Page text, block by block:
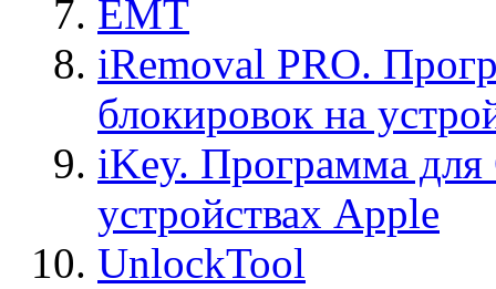
EMT
iRemoval PRO.
блокировок на
iKey. Программа для
устройствах Apple
UnlockTool